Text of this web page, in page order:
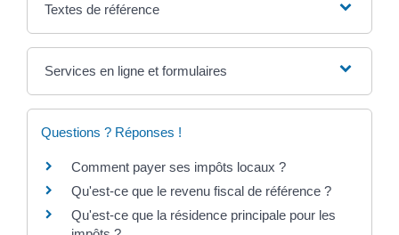
Textes de référence
Services en ligne et formulaires
Questions ? Réponses !
Comment payer ses impôts locaux ?
Qu'est-ce que le revenu fiscal de référence ?
Qu'est-ce que la résidence principale pour les